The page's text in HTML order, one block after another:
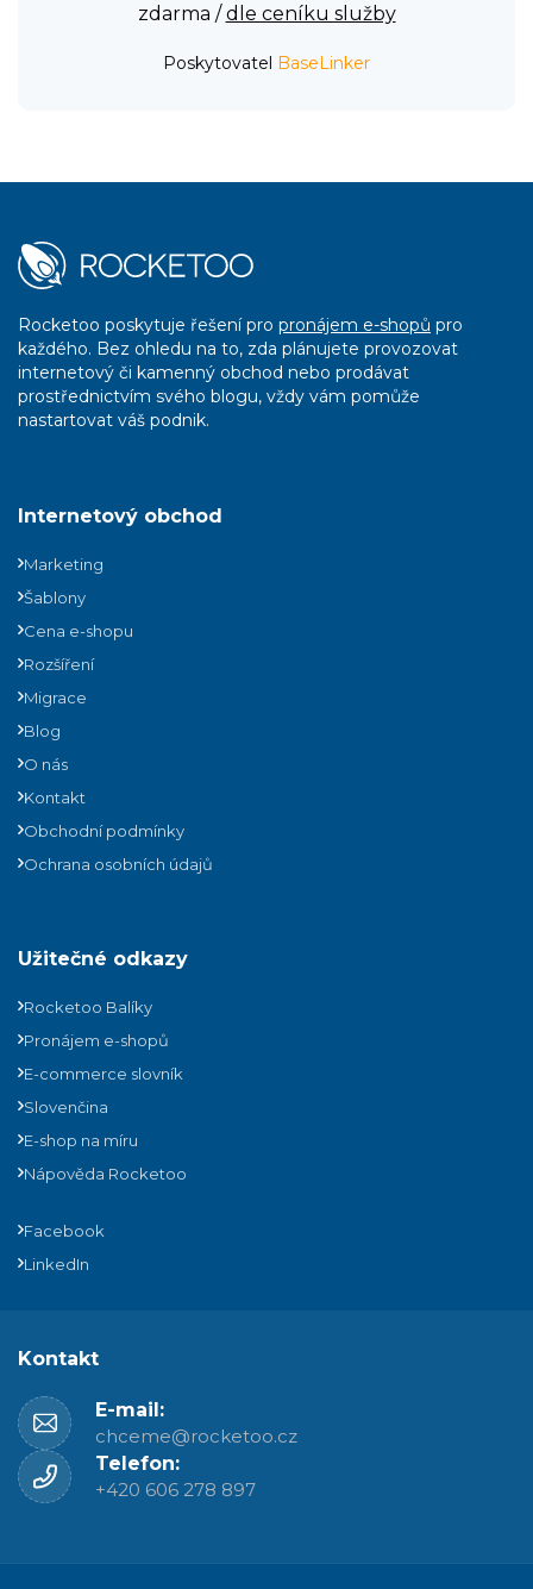
zdarma /dle ceníku služby
Poskytovatel BaseLinker
Rocketoo poskytuje řešení pro pronájem e-shopů pro
každého. Bez ohledu na to, zda plánujete provozovat
internetový či kamenný obchod nebo prodávat
prostřednictvím svého blogu, vždy vám pomůže
nastartovat váš podnik.
Internetový obchod
Marketing
Šablony
Cena e-shopu
Rozšíření
Migrace
Blog
O nás
Kontakt
Obchodní podmínky
Ochrana osobních údajů
Užitečné odkazy
Rocketoo Balíky
Pronájem e-shopů
E-commerce slovník
Slovenčina
E-shop na míru
Nápověda Rocketoo
Facebook
LinkedIn
Kontakt
E-mail:
chceme@rocketoo.cz
Telefon:
+420 606 278 897